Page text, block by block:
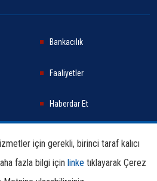
Bankacılık
Faaliyetler
Haberdar Et
İletişim Bilgileri
için gerekli, birinci taraf kalıcı
fazla bilgi için linke tıklayarak Çerez